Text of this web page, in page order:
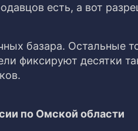
есть, а вот
базара. Остальные
фиксируют десятки
по Омской области